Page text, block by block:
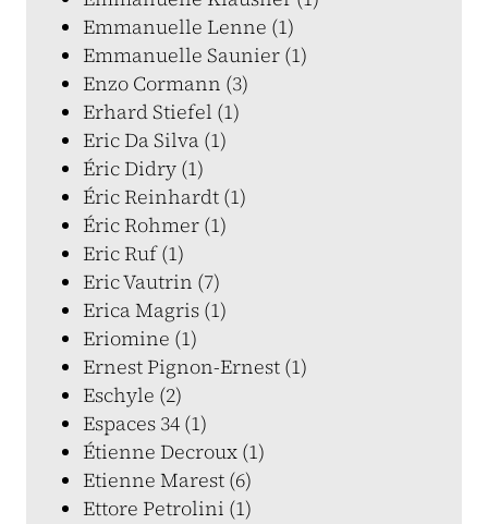
Emmanuelle Lenne (1)
Emmanuelle Saunier (1)
Enzo Cormann (3)
Erhard Stiefel (1)
Eric Da Silva (1)
Éric Didry (1)
Éric Reinhardt (1)
Éric Rohmer (1)
Eric Ruf (1)
Eric Vautrin (7)
Erica Magris (1)
Eriomine (1)
Ernest Pignon-Ernest (1)
Eschyle (2)
Espaces 34 (1)
Étienne Decroux (1)
Etienne Marest (6)
Ettore Petrolini (1)